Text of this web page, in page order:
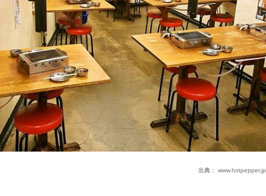
出典： www.hotpepper.jp